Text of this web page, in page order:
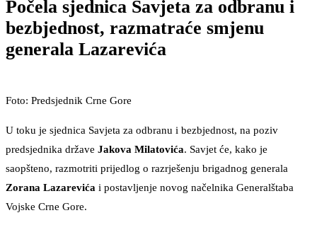
Počela sjednica Savjeta za odbranu i
bezbjednost, razmatraće smjenu
generala Lazarevića
Foto: Predsjednik Crne Gore
U toku je sjednica Savjeta za odbranu i bezbjednost, na poziv
predsjednika države Jakova Milatovića. Savjet će, kako je
saopšteno, razmotriti prijedlog o razrješenju brigadnog generala
Zorana Lazarevića i postavljenje novog načelnika Generalštaba
Vojske Crne Gore.